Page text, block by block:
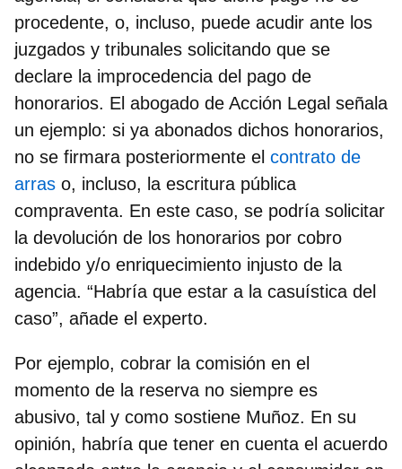
procedente, o, incluso, puede acudir ante los
juzgados y tribunales solicitando que se
declare la improcedencia del pago de
honorarios. El abogado de Acción Legal señala
un ejemplo: si ya abonados dichos honorarios,
no se firmara posteriormente el contrato de
arras o, incluso, la escritura pública
compraventa. En este caso, se podría solicitar
la devolución de los honorarios por cobro
indebido y/o enriquecimiento injusto de la
agencia. “Habría que estar a la casuística del
caso”, añade el experto.
Por ejemplo, cobrar la comisión en el
momento de la reserva no siempre es
abusivo, tal y como sostiene Muñoz. En su
opinión, habría que tener en cuenta el acuerdo